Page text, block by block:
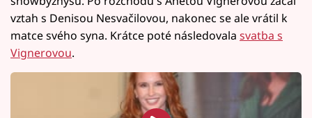
vztah s Denisou Nesvačilovou, nakonec se ale vrátil k
matce svého syna. Krátce poté následovala svatba s
Vignerovou.